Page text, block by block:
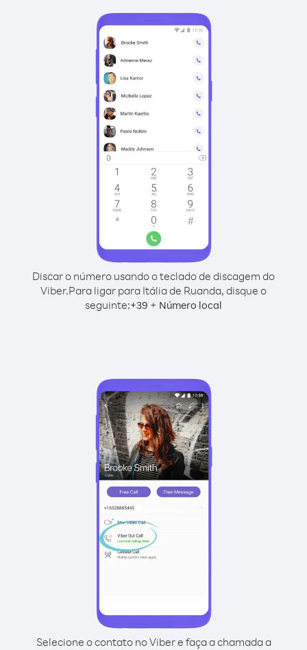
Discar o número usando o teclado de discagem do
Viber.Para ligar para Itália de Ruanda, disque o
seguinte:+39 + Número local
Selecione o contato no Viber e faça a chamada a